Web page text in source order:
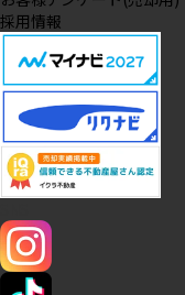
採用情報